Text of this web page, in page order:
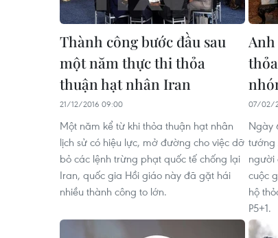
Thành công bước đầu sau
một năm thực thi thỏa
thuận hạt nhân Iran
21/12/2016 09:00
Một năm kể từ khi thỏa thuận hạt nhân
lịch sử có hiệu lực, mở đường cho việc dỡ
bỏ các lệnh trừng phạt quốc tế chống lại
Iran, quốc gia Hồi giáo này đã gặt hái
nhiều thành công to lớn.
07/02/
Ngày
tướng
người
cuộc
hộ
P5+1.